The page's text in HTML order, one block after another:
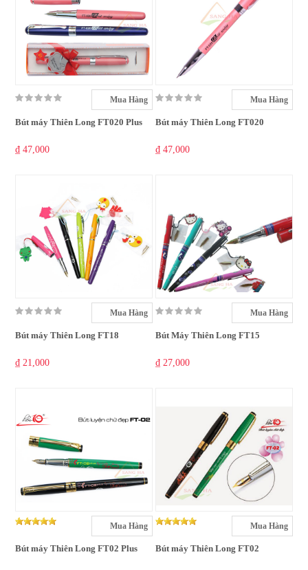
Mua Hàng
Bút máy Thiên Long FT020 Plus
₫ 47,000
Mua Hàng
Bút máy Thiên Long FT020
₫ 47,000
Mua Hàng
Bút máy Thiên Long FT18
₫ 21,000
Mua Hàng
Bút Máy Thiên Long FT15
₫ 27,000
Mua Hàng
Bút máy Thiên Long FT02 Plus
Mua Hàng
Bút máy Thiên Long FT02